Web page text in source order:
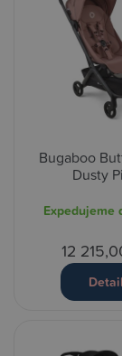
Bugaboo
Dusty
Expedujeme
12
Detail